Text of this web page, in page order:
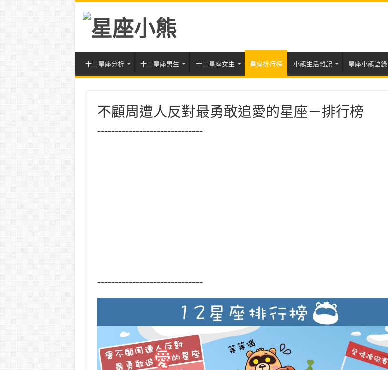
十二星座分析 十二星座男生 十二星座女生 星座排行榜 小熊生活雜記 星座小熊語錄
不顧周遭人反對最勇敢追愛的星座－排行榜
==============================
==============================